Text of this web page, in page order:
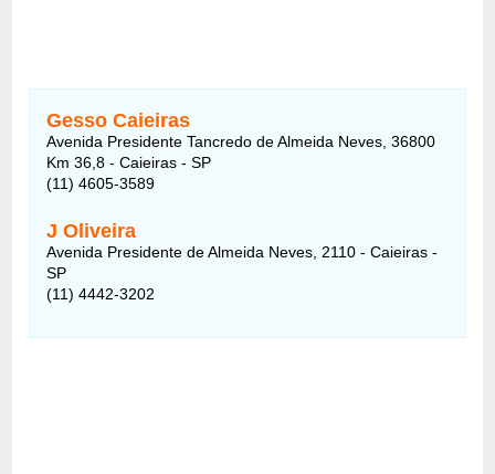
Gesso Caieiras
Avenida Presidente Tancredo de Almeida Neves, 36800
Km 36,8 - Caieiras - SP
(11) 4605-3589
J Oliveira
Avenida Presidente de Almeida Neves, 2110 - Caieiras -
SP
(11) 4442-3202